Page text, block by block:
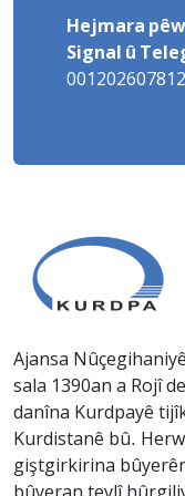
Hejmara
Signal û
Ajansa
sala 1390an a Rojî
danîna Kurdpayê
Kurdistanê bû.
giştgirkirina